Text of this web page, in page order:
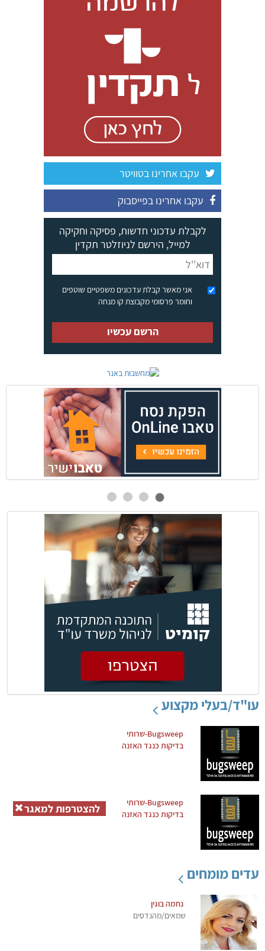
עקבו אחרינו בטוויטר
עקבו אחרינו בפייסבוק
לקבלת עדכוני חדשות, פסיקה וחקיקה
למייל, הירשם לניוזלטר תקדין
אני מאשר קבלת עדכונים משפטיים שוטפים
וחומר פרסומי מקבוצת קו מנחה
הרשם עכשיו
עו"ד/בעלי מקצוע
Bugsweep-שרותי
בדיקות כנגד האזנה
Bugsweep-שרותי
בדיקות כנגד האזנה
עדים מומחים
נחמה בוגין
שמאים/מהנדסים
להצטרפות למאגר